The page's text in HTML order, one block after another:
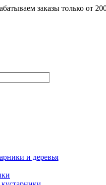
заказы только от
и деревья